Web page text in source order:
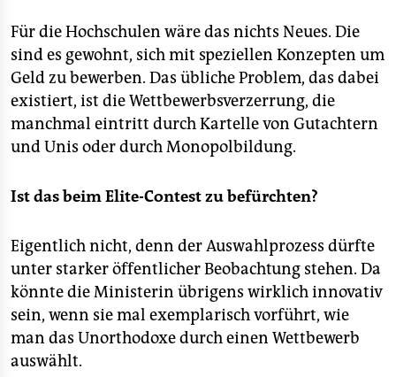
Für die Hochschulen wäre das nichts Neues. Die
sind es gewohnt, sich mit speziellen Konzepten um
Geld zu bewerben. Das übliche Problem, das dabei
existiert, ist die Wettbewerbsverzerrung, die
manchmal eintritt durch Kartelle von Gutachtern
und Unis oder durch Monopolbildung.
Ist das beim Elite-Contest zu befürchten?
Eigentlich nicht, denn der Auswahlprozess dürfte
unter starker öffentlicher Beobachtung stehen. Da
könnte die Ministerin übrigens wirklich innovativ
sein, wenn sie mal exemplarisch vorführt, wie
man das Unorthodoxe durch einen Wettbewerb
auswählt.